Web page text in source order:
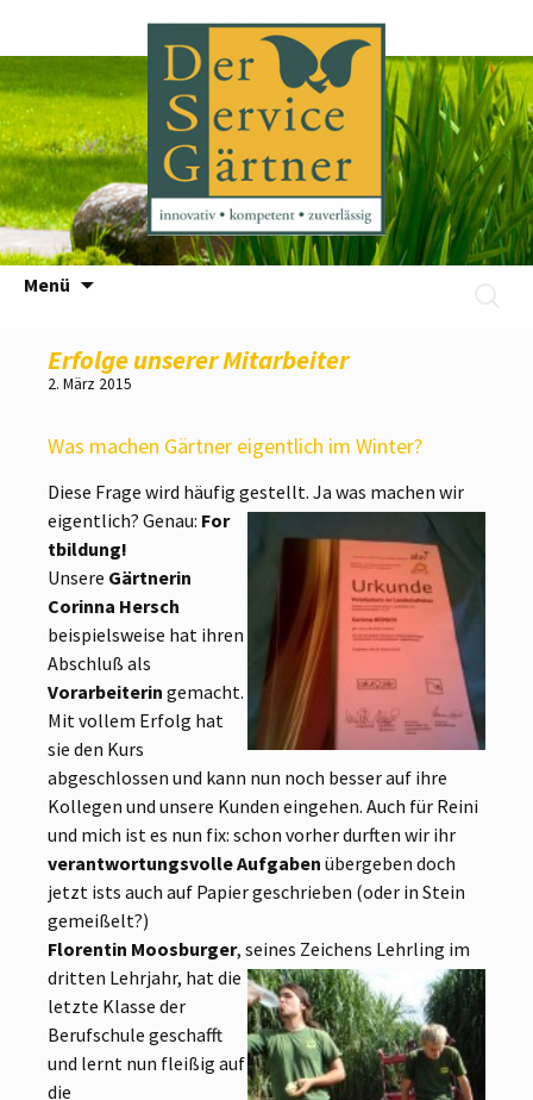
Menü
Zum
Erfolge unserer Mitarbeiter
2. März 2015
Was machen Gärtner eigentlich im Winter?
Diese Frage wird häufig gestellt. Ja was machen wir
eigentlich? Genau: For
tbildung!
Unsere Gärtnerin
Corinna Hersch
beispielsweise hat ihren
Abschluß als
Vorarbeiterin gemacht.
Mit vollem Erfolg hat
sie den Kurs
abgeschlossen und kann nun noch besser auf ihre
Kollegen und unsere Kunden eingehen. Auch für Reini
und mich ist es nun fix: schon vorher durften wir ihr
verantwortungsvolle Aufgaben übergeben doch
jetzt ists auch auf Papier geschrieben (oder in Stein
gemeißelt?)
Florentin Moosburger, seines Zeichens Lehrling im
dritten Lehrjahr, hat die
letzte Klasse der
Berufschule geschafft
und lernt nun fleißig auf
die